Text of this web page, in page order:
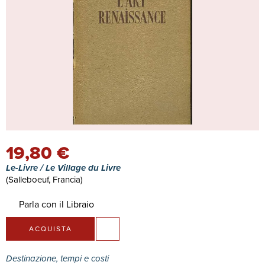
19,80 €
Le-Livre / Le Village du Livre
(Salleboeuf, Francia)
Parla con il Libraio
ACQUISTA
Destinazione, tempi e costi